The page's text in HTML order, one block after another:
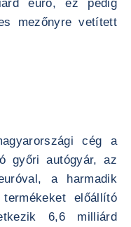
euró, ez pedig
mezőnyre vetített
cég a
győri autógyár, az
a harmadik
előállító
6,6 milliárd